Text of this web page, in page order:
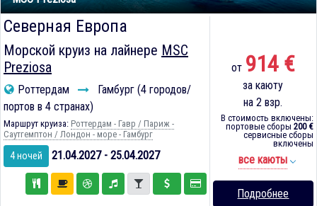
Северная Европа
Морской круиз на лайнере MSC
Preziosa
Роттердам
Гамбург (4 городов/
портов в 4 странах)
Маршрут круиза: Роттердам - Гавр / Париж -
Саутгемптон / Лондон - море - Гамбург
4 ночей 21.04.2027 - 25.04.2027
от 914 €
за каюту
на 2 взр.
В стоимость включены:
портовые сборы 200 €
сервисные сборы
включены
все каюты
Подробнее